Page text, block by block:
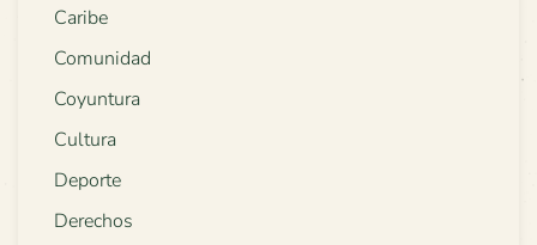
Caribe
Comunidad
Coyuntura
Cultura
Deporte
Derechos